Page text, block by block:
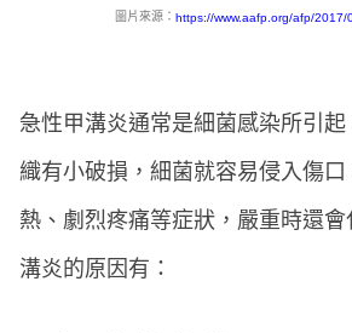
圖片來源： https://www.aafp.org/afp/2017/
急性甲溝炎通常是細菌感染所引起
織有小破損，細菌就容易侵入傷
熱、劇烈疼痛等症狀，嚴重時還
溝炎的原因有：